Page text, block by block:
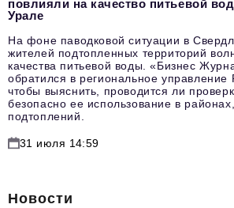
повлияли на качество питьевой
Урале
На фоне паводковой ситуации в
жителей подтопленных территорий
качества питьевой воды. «Бизнес
обратился в региональное управление
чтобы выяснить, проводится ли
безопасно ее использование в
подтоплений.
31 июля 14:59
Новости